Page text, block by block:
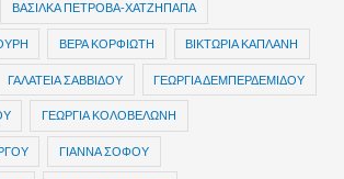
ΒΑΣΙΛΚΑ ΠΕΤΡΟΒΑ-ΧΑΤΖΗΠΑΠΑ
ΒΕΡΑ ΚΟΡΦΙΩΤΗ ΒΙΚΤΩΡΙΑ ΚΑΠΛΑΝΗ
ΓΑΛΑΤΕΙΑ ΣΑΒΒΙΔΟΥ ΓΕΩΡΓΙΑ ΔΕΜΠΕΡΔΕΜΙΔΟΥ
ΓΕΩΡΓΙΑ ΚΟΛΟΒΕΛΩΝΗ
ΓΙΑΝΝΑ ΣΟΦΟΥ